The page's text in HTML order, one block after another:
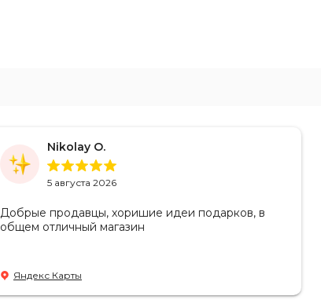
Nikolay O.
5 августа 2026
Добрые продавцы, хоришие идеи подарков, в
общем отличный магазин
Яндекс Карты